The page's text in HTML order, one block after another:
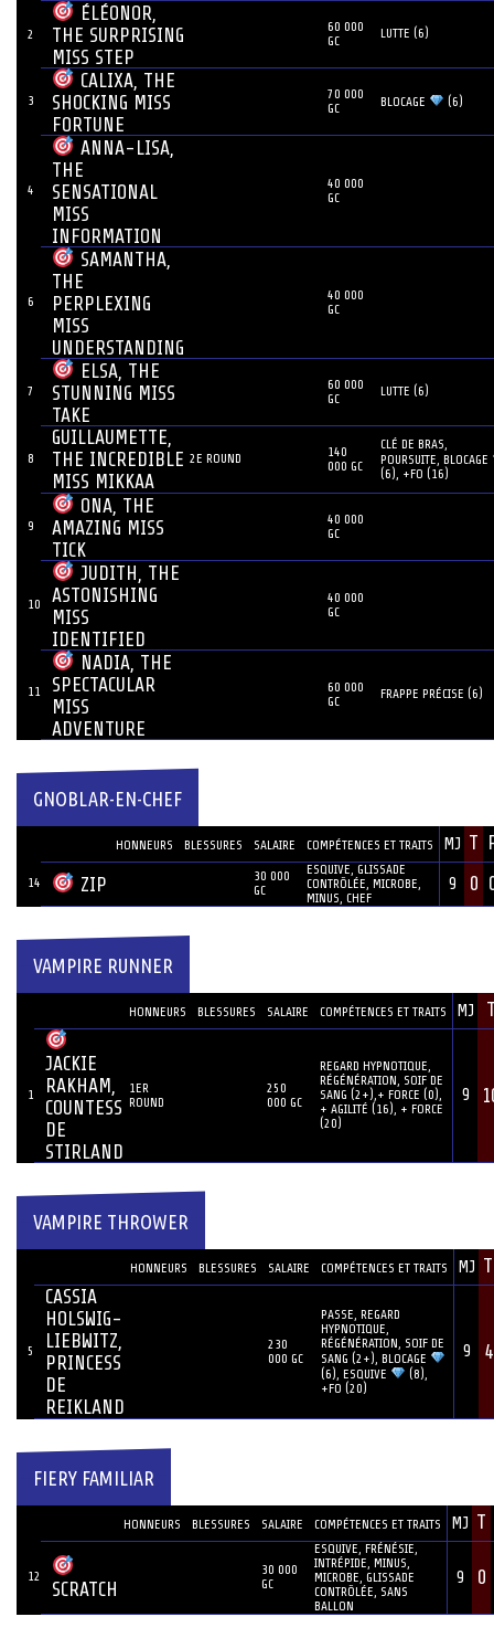
2
ÉLÉONOR,
THE SURPRISING
MISS STEP
60 000
GC
LUTTE (6)
3
CALIXA, THE
SHOCKING MISS
FORTUNE
70 000
GC
BLOCAGE (6)
4
ANNA-LISA,
THE
SENSATIONAL
MISS
INFORMATION
40 000
GC
6
SAMANTHA,
THE
PERPLEXING
MISS
UNDERSTANDING
40 000
GC
7
ELSA, THE
STUNNING MISS
TAKE
60 000
GC
LUTTE (6)
8
GUILLAUMETTE,
THE INCREDIBLE
MISS MIKKAA
2E ROUND
140
000 GC
CLÉ DE BRAS,
POURSUITE, BLOCAGE
(6), +FO (16)
9
ONA, THE
AMAZING MISS
TICK
40 000
GC
10
JUDITH, THE
ASTONISHING
MISS
IDENTIFIED
40 000
GC
11
NADIA, THE
SPECTACULAR
MISS
ADVENTURE
60 000
GC
FRAPPE PRÉCISE (6)
GNOBLAR-EN-CHEF
HONNEURS BLESSURES SALAIRE COMPÉTENCES ET TRAITS MJ T
14 ZIP
30 000
GC
ESQUIVE, GLISSADE
CONTRÔLÉE, MICROBE,
MINUS, CHEF
9 0
VAMPIRE RUNNER
HONNEURS BLESSURES SALAIRE COMPÉTENCES ET TRAITS MJ
1
JACKIE
RAKHAM,
COUNTESS
DE
STIRLAND
1ER
ROUND
250
000 GC
REGARD HYPNOTIQUE,
RÉGÉNÉRATION, SOIF DE
SANG (2+),+ FORCE (0),
+ AGILITÉ (16), + FORCE
(20)
9
VAMPIRE THROWER
HONNEURS BLESSURES SALAIRE COMPÉTENCES ET TRAITS MJ T
5
CASSIA
HOLSWIG-
LIEBWITZ,
PRINCESS
DE
REIKLAND
230
000 GC
PASSE, REGARD
HYPNOTIQUE,
RÉGÉNÉRATION, SOIF DE
SANG (2+), BLOCAGE
(6), ESQUIVE
(8),
+FO (20)
9 4
FIERY FAMILIAR
HONNEURS BLESSURES SALAIRE COMPÉTENCES ET TRAITS MJ T
12
SCRATCH
30 000
GC
ESQUIVE, FRÉNÉSIE,
INTRÉPIDE, MINUS,
MICROBE, GLISSADE
CONTRÔLÉE, SANS
BALLON
9 0